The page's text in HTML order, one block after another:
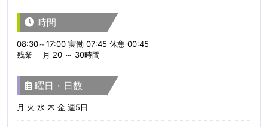
時間
08:30～17:00 実働 07:45 休憩 00:45
残業 月 20 ～ 30時間
曜日・日数
月 火 水 木 金 週5日